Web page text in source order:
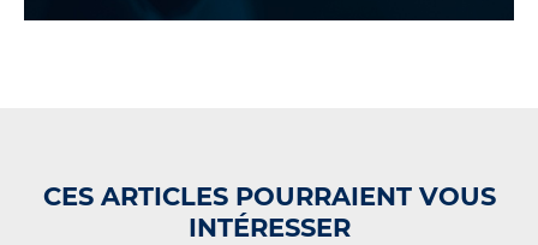
CES ARTICLES POURRAIENT VOUS
INTÉRESSER